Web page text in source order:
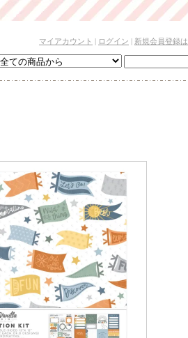
マイアカウント | ログイン | 新規会員登録